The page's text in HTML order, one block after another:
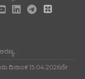
ದಿನಾಂಕ 15.04.2026ನೇ